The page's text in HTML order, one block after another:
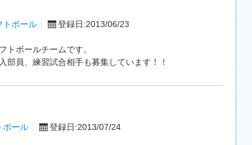
トボール 登録日:2013/06/23
トボールチームです。
部員、練習試合相手も募集しています！！
ボール 登録日:2013/07/24